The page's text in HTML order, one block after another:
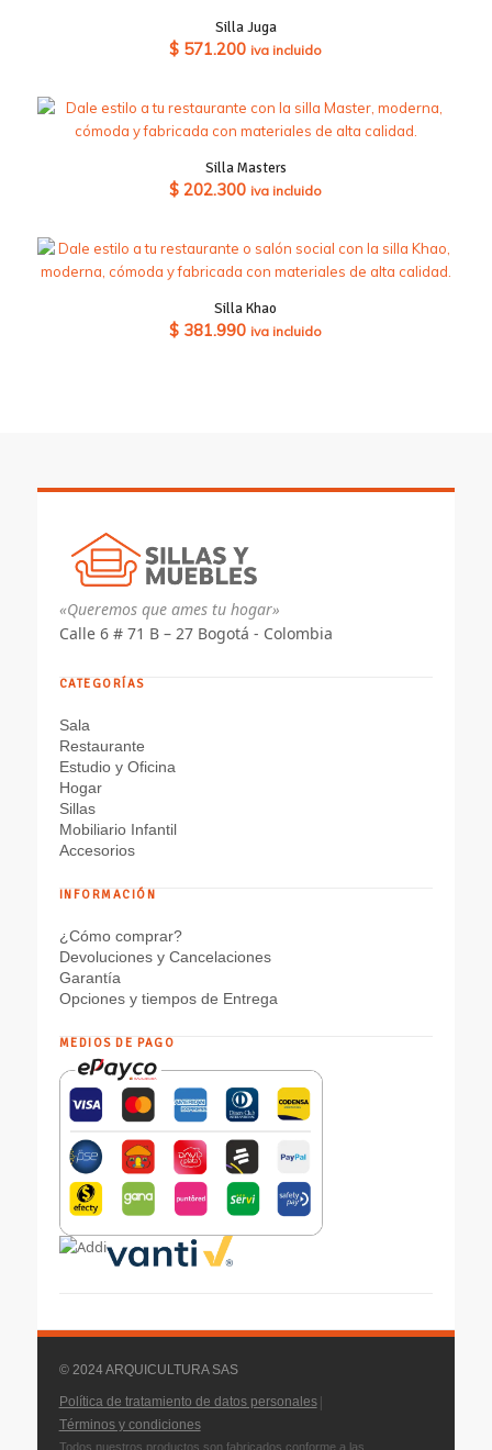
Silla Juga
$ 571.200 iva incluido
Silla Masters
$ 202.300 iva incluido
Silla Khao
$ 381.990 iva incluido
«Queremos que ames tu hogar»
Calle 6 # 71 B – 27 Bogotá - Colombia
CATEGORÍAS
Sala
Restaurante
Estudio y Oficina
Hogar
Sillas
Mobiliario Infantil
Accesorios
INFORMACIÓN
¿Cómo comprar?
Devoluciones y Cancelaciones
Garantía
Opciones y tiempos de Entrega
MEDIOS DE PAGO
© 2024 ARQUICULTURA SAS
Política de tratamiento de datos personales|
Términos y condiciones
Todos nuestros productos son fabricados conforme a las